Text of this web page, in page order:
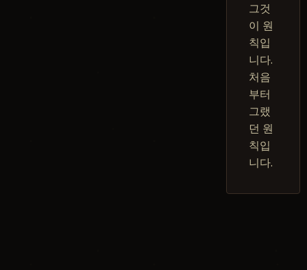
그것
이 원
칙입
니다.
처음
부터
그랬
던 원
칙입
니다.